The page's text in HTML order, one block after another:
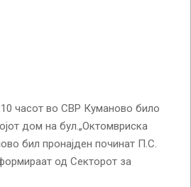
часот во СВР Куманово било
дом на бул.„Октомвриска
бил пронајден починат П.С.
од Секторот за